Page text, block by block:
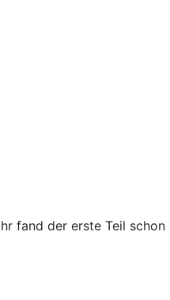
fand der erste Teil schon